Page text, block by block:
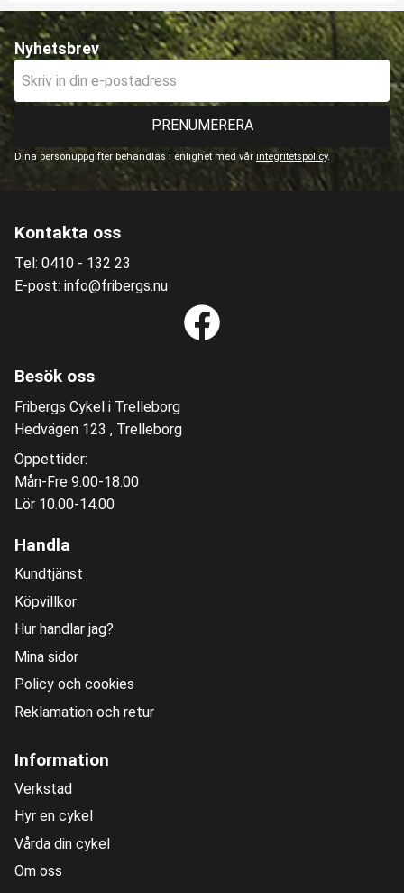
Nyhetsbrev
PRENUMERERA
Dina personuppgifter behandlas i enlighet med vår integritetspolicy.
Kontakta oss
Tel: 0410 - 132 23
E-post: info@fribergs.nu
Besök oss
Fribergs Cykel i Trelleborg
Hedvägen 123 , Trelleborg
Öppettider:
Mån-Fre 9.00-18.00
Lör 10.00-14.00
Handla
Kundtjänst
Köpvillkor
Hur handlar jag?
Mina sidor
Policy och cookies
Reklamation och retur
Information
Verkstad
Hyr en cykel
Vårda din cykel
Om oss